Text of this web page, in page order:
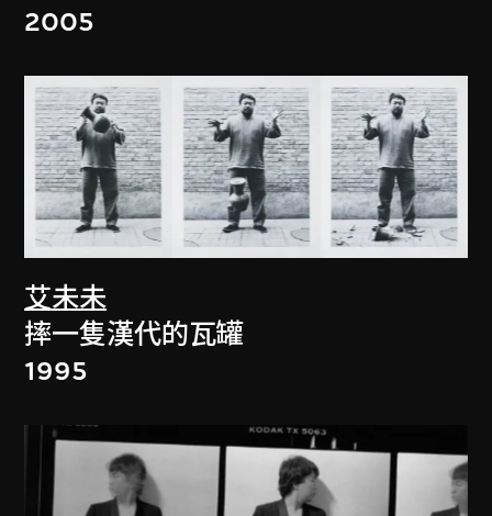
2005
艾未未
摔一隻漢代的瓦罐
1995